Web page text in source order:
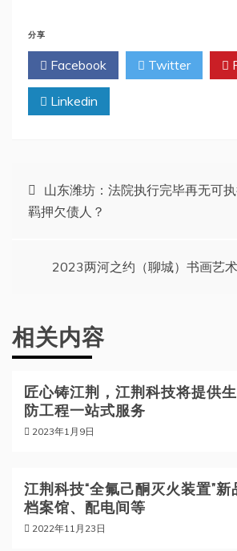
分享
Facebook Twitter
Linkedin
文
章
山东潍坊：法院执行完毕再无可
羁押欠债人？
2023两河之约（聊城）书画艺
相关内容
匠心铸江荆，江荆科技将提供
防工程一站式服务
2023年1月9日
江荆科技“全氟己酮灭火装置”新
档案馆、配电间等
2022年11月23日